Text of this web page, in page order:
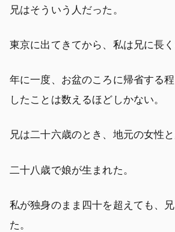
兄はそういう人だった。
東京に出てきてから、私は兄に長く
年に一度、お盆のころに帰省する
したことは数えるほどしかない。
兄は二十六歳のとき、地元の女性と
二十八歳で娘が生まれた。
私が独身のまま四十を超えても、
た。